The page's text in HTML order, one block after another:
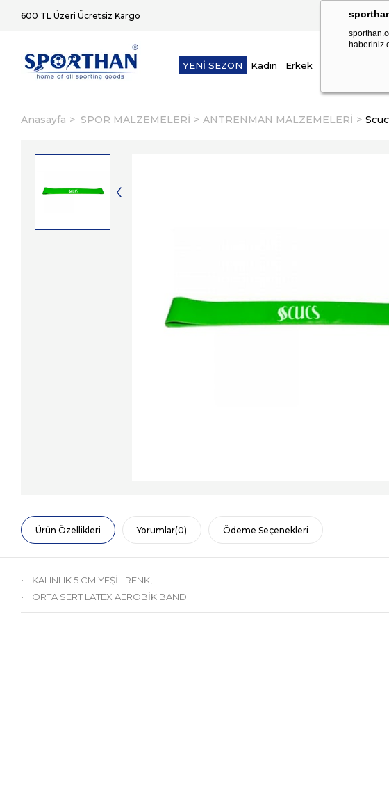
haberiniz
600 TL Üzeri Ücretsiz Kargo
YENİ SEZON Kadın Erkek
Anasayfa SPOR MALZEMELERİ ANTRENMAN MALZEMELERİ
Ürün Özellikleri Yorumlar(0) Ödeme Seçenekleri
• KALINLIK 5 CM YEŞİL RENK,
• ORTA SERT LATEX AEROBİK BAND